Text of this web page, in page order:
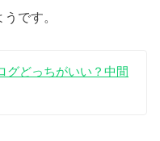
です。
グどっちがいい？中間